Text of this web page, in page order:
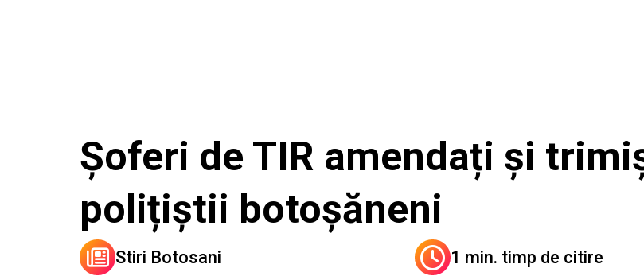
Șoferi de TIR amendați și
polițiștii botoșăneni
Stiri Botosani 1 min. timp de citire